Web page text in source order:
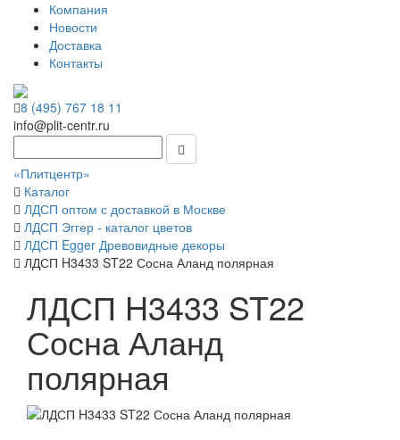
Компания
Новости
Доставка
Контакты
8 (495) 767 18 11
info@plit-centr.ru
«Плитцентр»
Каталог
ЛДСП оптом с доставкой в Москве
ЛДСП Эггер - каталог цветов
ЛДСП Egger Древовидные декоры
ЛДСП H3433 ST22 Сосна Аланд полярная
ЛДСП H3433 ST22
Сосна Аланд
полярная